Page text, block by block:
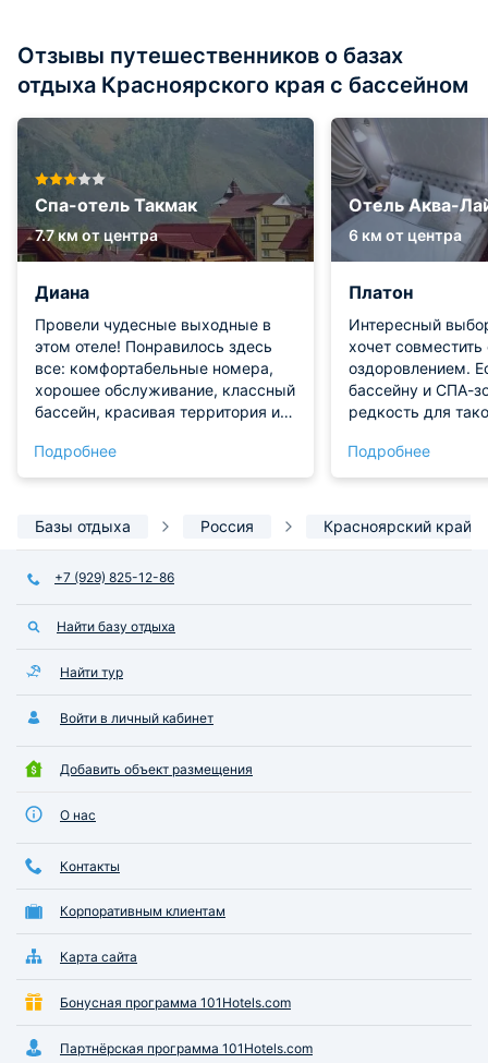
Отзывы путешественников о базах
отдыха Красноярского края с бассейном
Спа-отель Такмак
7.7 км от центра
Диана
Провели чудесные выходные в
этом отеле! Понравилось здесь
все: комфортабельные номера,
хорошее обслуживание, классный
бассейн, красивая территория и
месте. В наше проживание было
включено питание. Понравилось
большие.
Подробнее
Отель Аква-
6 км от центра
Платон
Интересный
хочет совместить
оздоровлением.
бассейну и СПА-
редкость для
зелёный массив,
выглянуть.
любому вопросу.
сил. Есть своя
Подробнее
Базы отдыха Россия Красноярский край
+7 (929) 825-12-86
Найти базу отдыха
Найти тур
Войти в личный кабинет
Добавить объект размещения
О нас
Контакты
Корпоративным клиентам
Карта сайта
Бонусная программа 101Hotels.com
Партнёрская программа 101Hotels.com